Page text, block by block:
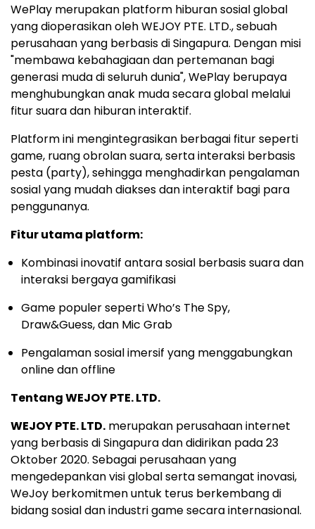
WePlay merupakan platform hiburan sosial global
yang dioperasikan oleh WEJOY PTE. LTD., sebuah
perusahaan yang berbasis di Singapura. Dengan misi
"membawa kebahagiaan dan pertemanan bagi
generasi muda di seluruh dunia", WePlay berupaya
menghubungkan anak muda secara global melalui
fitur suara dan hiburan interaktif.
Platform ini mengintegrasikan berbagai fitur seperti
game, ruang obrolan suara, serta interaksi berbasis
pesta (party), sehingga menghadirkan pengalaman
sosial yang mudah diakses dan interaktif bagi para
penggunanya.
Fitur utama platform:
Kombinasi inovatif antara sosial berbasis suara dan
interaksi bergaya gamifikasi
Game populer seperti Who’s The Spy,
Draw&Guess, dan Mic Grab
Pengalaman sosial imersif yang menggabungkan
online dan offline
Tentang WEJOY PTE. LTD.
WEJOY PTE. LTD. merupakan perusahaan internet
yang berbasis di Singapura dan didirikan pada 23
Oktober 2020. Sebagai perusahaan yang
mengedepankan visi global serta semangat inovasi,
WeJoy berkomitmen untuk terus berkembang di
bidang sosial dan industri game secara internasional.